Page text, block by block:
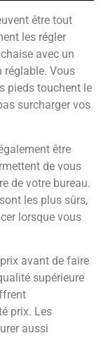
être tout
les régler
avec un
réglable. Vous
pieds touchent le
surcharger vos
être
de vous
de votre bureau.
les plus sûrs,
lorsque vous
avant de faire
supérieure
prix. Les
aussi